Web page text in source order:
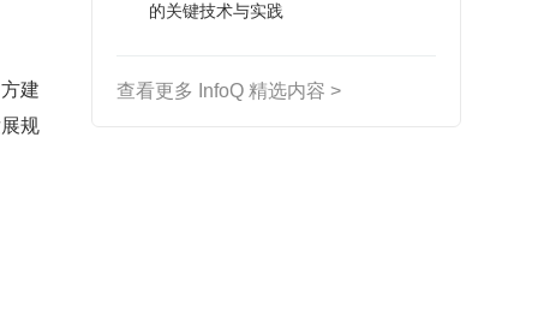
建
规
的关键技术与实践
查看更多 InfoQ 精选内容 >